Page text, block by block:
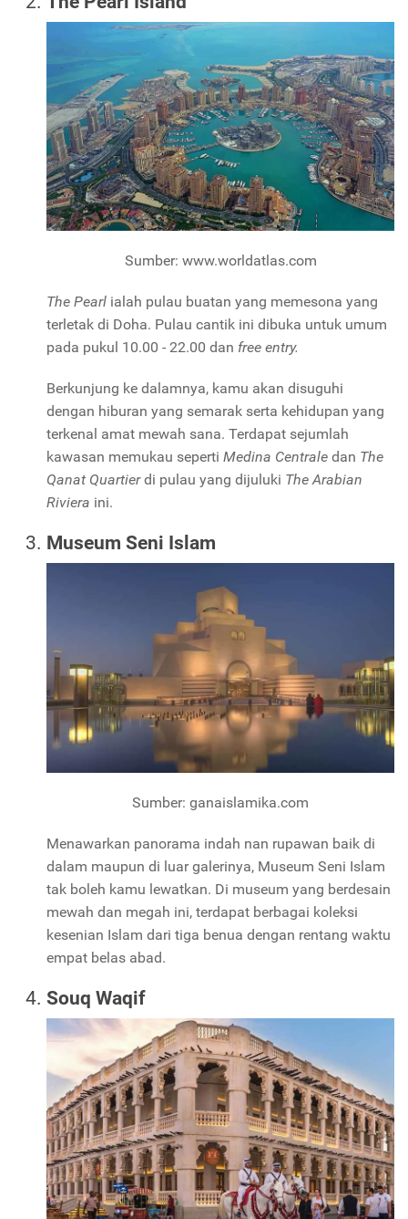
Sumber: www.worldatlas.com
The Pearl ialah pulau buatan yang memesona yang
terletak di Doha. Pulau cantik ini dibuka untuk umum
pada pukul 10.00 - 22.00 dan free entry.
Berkunjung ke dalamnya, kamu akan disuguhi
dengan hiburan yang semarak serta kehidupan yang
terkenal amat mewah sana. Terdapat sejumlah
kawasan memukau seperti Medina Centrale dan The
Qanat Quartierdi pulau yang dijuluki The Arabian
Riviera ini.
Museum Seni Islam
Sumber: ganaislamika.com
Menawarkan panorama indah nan rupawan baik di
dalam maupun di luar galerinya, Museum Seni Islam
tak boleh kamu lewatkan. Di museum yang berdesain
mewah dan megah ini, terdapat berbagai koleksi
kesenian Islam dari tiga benua dengan rentang waktu
empat belas abad.
Souq Waqif